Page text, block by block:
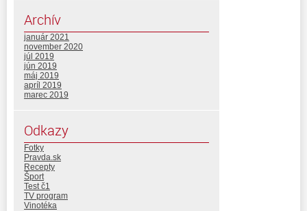
Archív
január 2021
november 2020
júl 2019
jún 2019
máj 2019
apríl 2019
marec 2019
Odkazy
Fotky
Pravda.sk
Recepty
Šport
Test č1
TV program
Vinotéka